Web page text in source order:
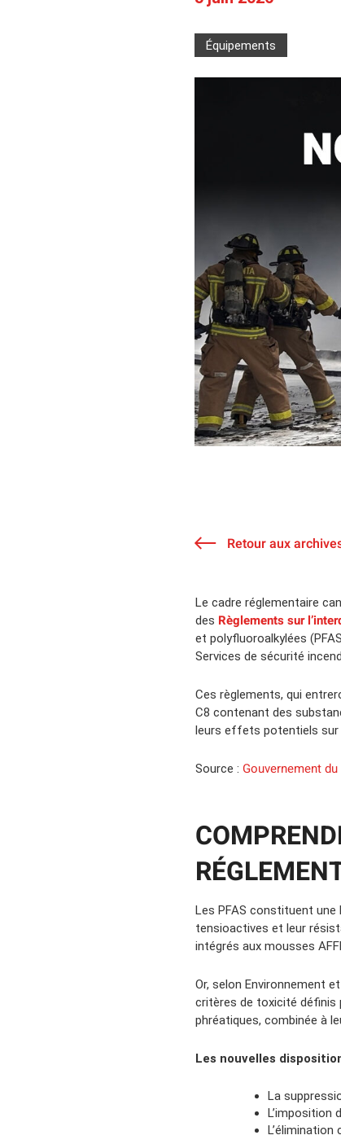
Camions en inventaire
Équipements
Retour aux
Le cadre réglementaire
des Règlements sur
et polyfluoroalkylées
Services de sécurité
Ces règlements, qui
C8 contenant des
leurs effets potentiels sur
Source : Gouvernement du
Les PFAS constituent
tensioactives et leur
intégrés aux mousses
Or, selon Environnement
critères de toxicité définis
phréatiques, combinée à
Les nouvelles
La
L’imposition